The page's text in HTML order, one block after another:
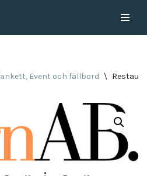
Event och fällbord \